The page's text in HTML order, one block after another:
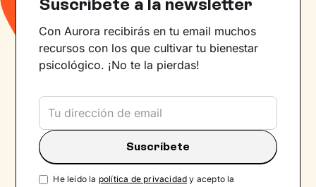
Con Aurora recibirás en tu email muchos
recursos con los que cultivar tu bienestar
psicológico. ¡No te la pierdas!
He leído la política de privacidad y acepto la